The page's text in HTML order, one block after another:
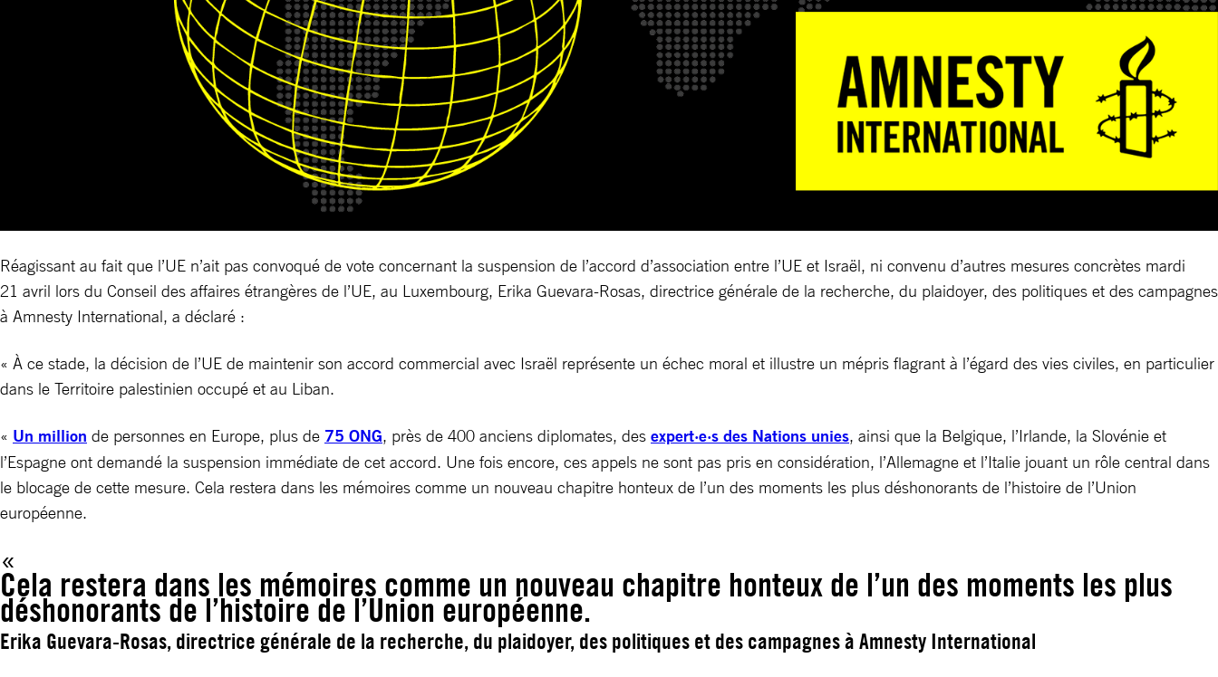
Réagissant au fait que l’UE n’ait pas convoqué de vote concernant la suspension de l’accord d’association entre l’UE et Israël, ni convenu d’autres mesures concrètes mardi
21 avril lors du Conseil des affaires étrangères de l’UE, au Luxembourg, Erika Guevara-Rosas, directrice générale de la recherche, du plaidoyer, des politiques et des campagnes
à Amnesty International, a déclaré :
« À ce stade, la décision de l’UE de maintenir son accord commercial avec Israël représente un échec moral et illustre un mépris flagrant à l’égard des vies civiles, en particulier
dans le Territoire palestinien occupé et au Liban.
« Un million de personnes en Europe, plus de 75 ONG, près de 400 anciens diplomates, des expert·e·s des Nations unies, ainsi que la Belgique, l’Irlande, la Slovénie et
l’Espagne ont demandé la suspension immédiate de cet accord. Une fois encore, ces appels ne sont pas pris en considération, l’Allemagne et l’Italie jouant un rôle central dans
le blocage de cette mesure. Cela restera dans les mémoires comme un nouveau chapitre honteux de l’un des moments les plus déshonorants de l’histoire de l’Union
européenne.
Cela restera dans les mémoires comme un nouveau chapitre honteux de l’un des moments les plus
déshonorants de l’histoire de l’Union européenne.
Erika Guevara-Rosas, directrice générale de la recherche, du plaidoyer, des politiques et des campagnes à Amnesty International